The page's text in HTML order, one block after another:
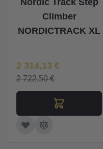
Nordic Track Step
Climber
NORDICTRACK XL
Īpaša Cena
2 314,13 €
2 722,50 €